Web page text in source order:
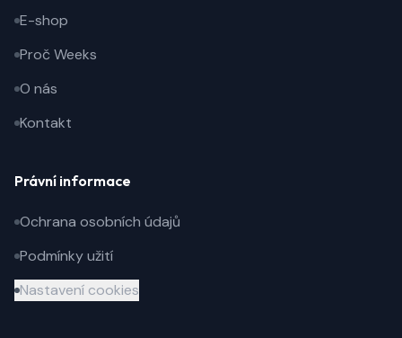
E-shop
Proč Weeks
O nás
Kontakt
Právní informace
Ochrana osobních údajů
Podmínky užití
Nastavení cookies